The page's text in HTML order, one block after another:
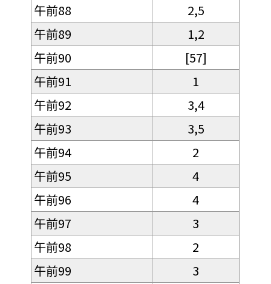
午前88
2,5
午前89
1,2
午前90
[57]
午前91
1
午前92
3,4
午前93
3,5
午前94
2
午前95
4
午前96
4
午前97
3
午前98
2
午前99
3